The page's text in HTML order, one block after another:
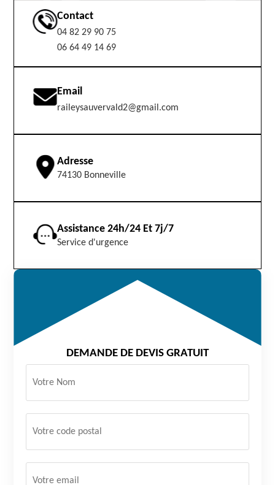
Contact
04 82 29 90 75
06 64 49 14 69
Email
raileysauvervald2@gmail.com
Adresse
74130 Bonneville
Assistance 24h/24 Et 7j/7
Service d'urgence
DEMANDE DE DEVIS GRATUIT